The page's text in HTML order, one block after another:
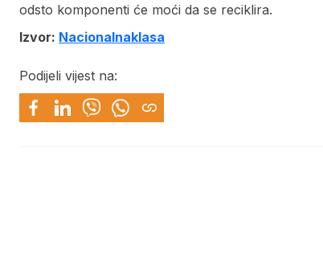
odsto komponenti će moći da se reciklira.
Izvor: Nacionalnaklasa
Podijeli vijest na: